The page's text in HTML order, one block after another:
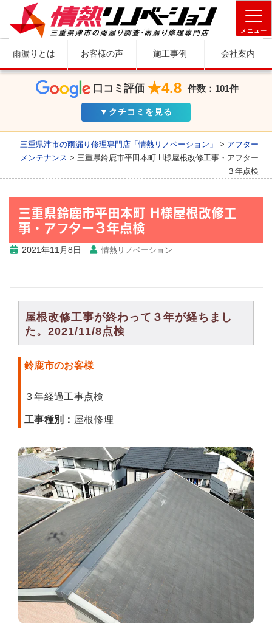
メニュー
雨漏りとは お客様の声 施工事例 会社案内
口コミ評価 ★4.8 件数：101件
▼クチコミを見る
三重県津市の雨漏り修理専門店「情熱リノベーション」 > アフター
メンテナンス > 三重県鈴鹿市平田本町 H様屋根改修工事・アフター
３年点検
三重県鈴鹿市平田本町 H様屋根改修工
事・アフター３年点検
2021年11月8日 情熱リノベーション
屋根改修工事が終わって３年が経ちまし
た。2021/11/8点検
鈴鹿市のお客様
３年経過工事点検
工事種別： 屋根修理